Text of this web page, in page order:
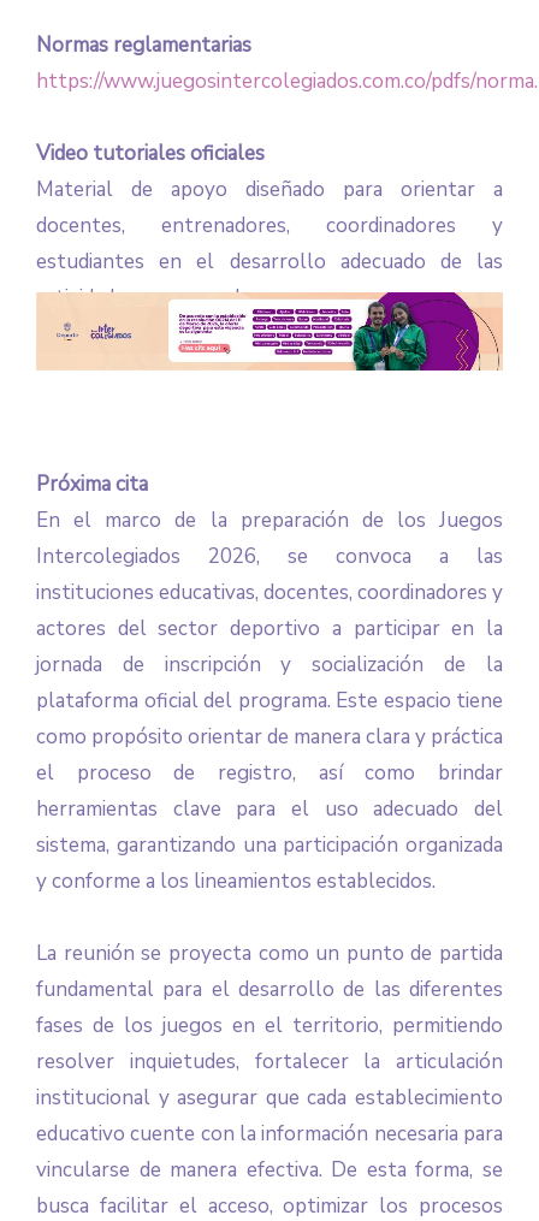
Normas reglamentarias
https://www.juegosintercolegiados.com.co/pdfs/
Video tutoriales oficiales
Material de apoyo diseñado para orientar a
docentes, entrenadores, coordinadores y
estudiantes en el desarrollo adecuado de las
actividades programadas.
Próxima cita
En el marco de la preparación de los Juegos
Intercolegiados 2026, se convoca a las
instituciones educativas, docentes, coordinadores y
actores del sector deportivo a participar en la
jornada de inscripción y socialización de la
plataforma oficial del programa. Este espacio tiene
como propósito orientar de manera clara y práctica
el proceso de registro, así como brindar
herramientas clave para el uso adecuado del
sistema, garantizando una participación organizada
y conforme a los lineamientos establecidos.
La reunión se proyecta como un punto de partida
fundamental para el desarrollo de las diferentes
fases de los juegos en el territorio, permitiendo
resolver inquietudes, fortalecer la articulación
institucional y asegurar que cada establecimiento
educativo cuente con la información necesaria para
vincularse de manera efectiva. De esta forma, se
busca facilitar el acceso, optimizar los procesos